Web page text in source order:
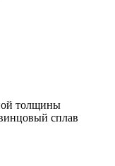
толщины
сплав